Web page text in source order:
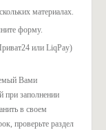
материалах.
форму.
или LiqPay)
Вами
при заполнении
в своем
проверьте раздел